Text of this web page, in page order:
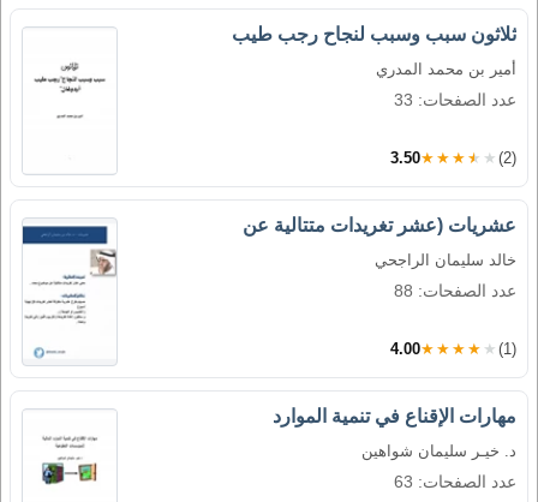
ثلاثون سبب وسبب لنجاح رجب طيب
أمير بن محمد المدري
عدد الصفحات: 33
3.50★★★★★ (2)
عشريات (عشر تغريدات متتالية عن
خالد سليمان الراجحي
عدد الصفحات: 88
4.00★★★★★ (1)
مهارات الإقناع في تنمية الموارد
د. خيـر سليمان شواهين
عدد الصفحات: 63